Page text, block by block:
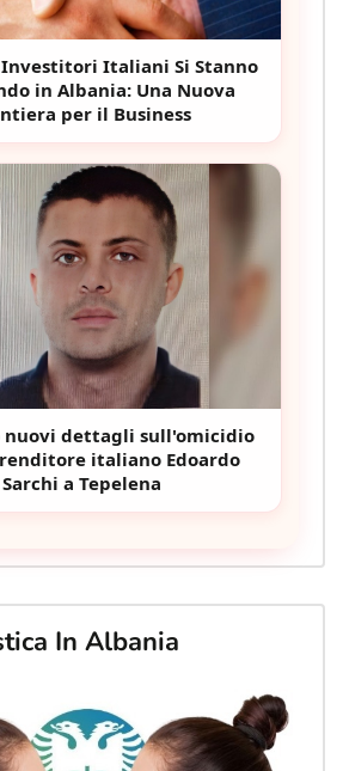
Italiani Si Stanno
in Albania: Una Nuova
per il Business
nuovi dettagli sull'omicidio
italiano Edoardo
Sarchi a Tepelena
In Albania